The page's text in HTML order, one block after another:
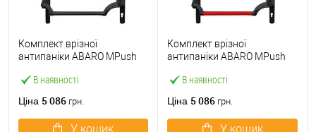
В наявності
Комплект врізної
антипаніки ABARO МPush
чорний із замком та ручкою
Ціна 5 086 грн.
У кошик
В наявності
Комплект врізної
антипаніки ABARO МPush
червоний із замком та
Ціна 5 086 грн.
У кошик